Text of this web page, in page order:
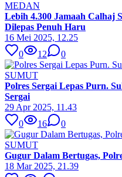
MEDAN
Lebih 4.300 Jamaah Calhaj
Dilepas Penuh Haru
16 Mei 2025, 12.25
0
12 0
SUMUT
Polres Sergai Lepas Purn.
Sergai
29 Apr 2025, 11.43
0
16 0
SUMUT
Gugur Dalam Bertugas,
18 Mar 2025, 21.39